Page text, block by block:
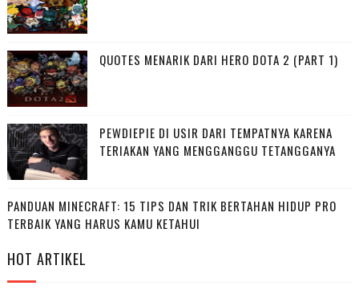
QUOTES MENARIK DARI HERO DOTA 2 (PART 1)
PEWDIEPIE DI USIR DARI TEMPATNYA KARENA
TERIAKAN YANG MENGGANGGU TETANGGANYA
PANDUAN MINECRAFT: 15 TIPS DAN TRIK BERTAHAN HIDUP PRO
TERBAIK YANG HARUS KAMU KETAHUI
HOT ARTIKEL